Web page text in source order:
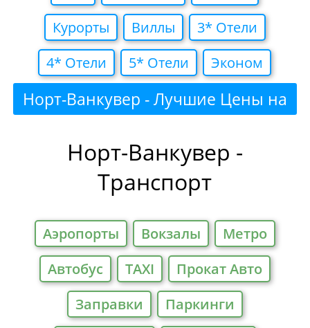
Курорты
Виллы
3* Отели
4* Отели
5* Отели Эконом
Норт-Ванкувер - Лучшие Цены на
Норт-Ванкувер -
Транспорт
Аэропорты Вокзалы
Метро
Автобус
TAXI
Прокат Авто
Заправки
Паркинги